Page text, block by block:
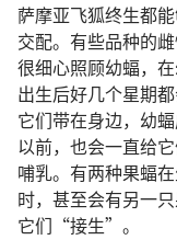
萨摩亚飞狐终生都
交配。 有些品种的
很细心照顾幼蝠， 在
出生后好几个星期都
它们带在身边， 幼蝠
以前， 也会一直给
哺乳。 有两种果蝠在
时， 甚至会有另一只
它们 “接生”。